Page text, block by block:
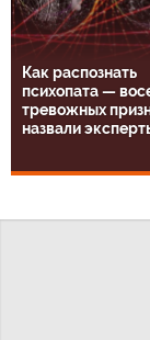
Как распознать
психопата —
тревожных
назвали